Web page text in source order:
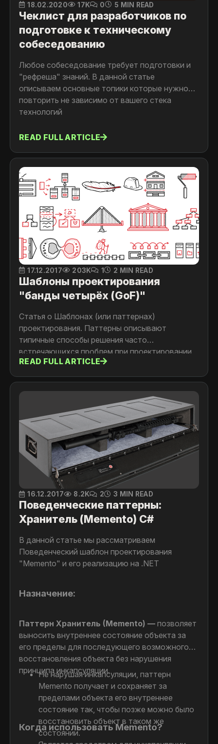
18.02.2020 17K 0 5 MIN READ
Чеклист для разработчиков по
подготовке к техническому
собеседованию
Любое собеседование требует подготовки и
"рефреша" знаний. В данной статье
описываем основные топики которые нужно
повторить не зависимо от вашего стека
технологий
READ FULL ARTICLE
17.12.2017 203K 1 2 MIN READ
Шаблоны проектирования
"банды четырёх (GoF)"
Статья о Шаблонах (или паттернах)
проектирования. Паттерны описывают
типичные способы решения часто
встречающихся проблем при проектировании
программ.
READ FULL ARTICLE
16.12.2017 8.2K 2 3 MIN READ
Поведенческие паттерны:
Хранитель (Memento) C#
В данной статье мы рассматриваем
Поведенческий шаблон проектирования
"Memento" и его реализацию на .NET
Назначение:
Паттерн Хранитель (Memento) — позволяет
выносить внутреннее состояние объекта за
его пределы для последующего возможного
восстановления объекта без нарушения
принципа инкапсуляции.
Не нарушая инкапсуляции, паттерн
Memento получает и сохраняет за
пределами объекта его внутреннее
состояние так, чтобы позже можно было
восстановить объект в таком же
состоянии.
Когда использовать Memento?